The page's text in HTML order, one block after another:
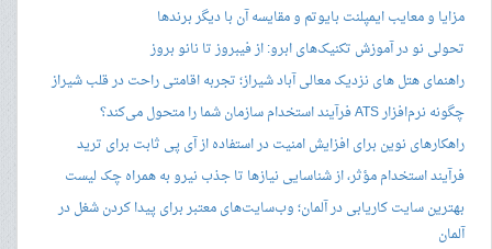
مزایا و معایب ایمپلنت بایوتم و مقایسه آن با دیگر برندها
تحولی نو در آموزش تکنیک‌های ابرو: از فیبروز تا نانو بروز
راهنمای هتل های نزدیک معالی آباد شیراز؛ تجربه اقامتی راحت در قلب شیراز
چگونه نرم‌افزار ATS فرآیند استخدام سازمان شما را متحول می‌کند؟
راهکارهای نوین برای افزایش امنیت در استفاده از آی پی ثابت برای ترید
فرآیند استخدام مؤثر، از شناسایی نیازها تا جذب نیرو به همراه چک لیست
بهترین سایت کاریابی در آلمان؛ وب‌سایت‌های معتبر برای پیدا کردن شغل در
آلمان